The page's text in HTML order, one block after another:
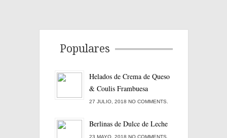
Populares
Helados de Crema de Queso
& Coulis Frambuesa
27 JULIO, 2018 NO COMMENTS.
Berlinas de Dulce de Leche
23 MAYO, 2018 NO COMMENTS.